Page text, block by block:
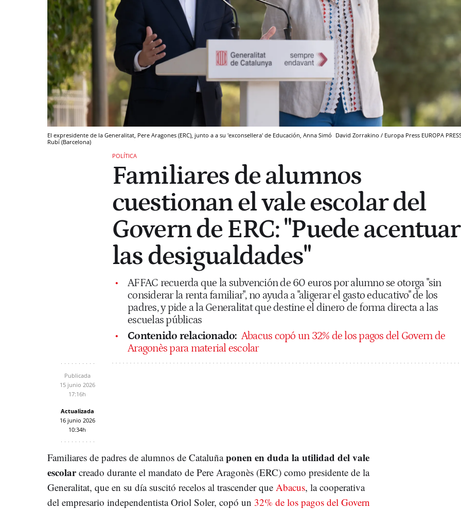
El expresidente de la Generalitat, Pere Aragones (ERC), junto a a su 'exconsellera' de Educación, Anna Simó David Zorrakino / Europa Press EUROPA
Rubí (Barcelona)
POLÍTICA
Familiares de alumnos
cuestionan el vale escolar del
Govern de ERC: "Puede acentuar
las desigualdades"
AFFAC recuerda que la subvención de 60 euros por alumno se otorga "sin
considerar la renta familiar", no ayuda a "aligerar el gasto educativo" de los
padres, y pide a la Generalitat que destine el dinero de forma directa a las
escuelas públicas
Contenido relacionado: Abacus copó un 32% de los pagos del Govern de
Aragonès para material escolar
Publicada
15 junio 2026
17:16h
Actualizada
16 junio 2026
10:34h
Familiares de padres de alumnos de Cataluñaponen en duda la utilidad del vale
escolarcreado durante el mandato de Pere Aragonès (ERC) como presidente de la
Generalitat, que en su día suscitó recelos al trascender que Abacus, la cooperativa
del empresario independentista Oriol Soler, copó un 32% de los pagos del Govern